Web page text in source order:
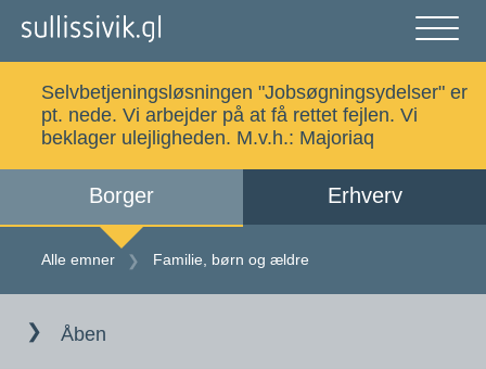
luk
Alle emner Selvbetjening
Selvbetjeningsløsningen "Jobsøgningsydelser" er
pt. nede. Vi arbejder på at få rettet fejlen. Vi
beklager ulejligheden. M.v.h.: Majoriaq
Borger Erhverv
Alle emner Familie, børn og ældre
indholdet
Åben